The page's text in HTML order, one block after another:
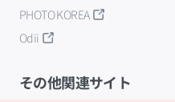
PHOTO KOREA
Odii
その他関連サイト